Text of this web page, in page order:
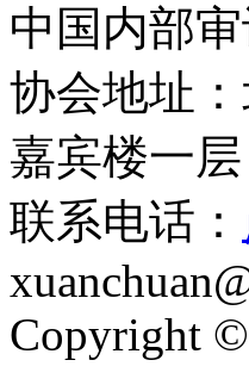
中国内部
协会地址
嘉宾楼一
联系电话：
Copyright